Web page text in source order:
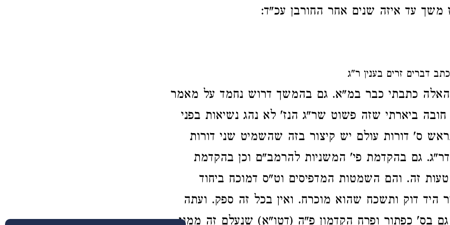
משך עד איזה שנים אחר החורבן עכ"ד:
דברים זרים בענין ר"ג
כתבתי כבר במ"א. גם בהמשך דרוש נחמד על מאמר
ביארתי שזה פשוט שר"ג הנז' לא נהג נשיאות בפני
ס' דורות עולם יש קיצור בזה שהשמיט שני דורות
גם בהקדמת פי' המשניות להרמב"ם וכן בהקדמת
זה. והם השמטות המדפיסים וט"ס דמוכח ביחוד
היד דוק ותשכח שהוא מוכרח. ואין בכל זה ספק. ועתה